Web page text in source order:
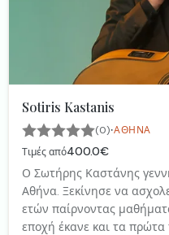
Sotiris Kastanis
(0)·ΑΘΉΝΑ
Τιμές από400.0€
Ο Σωτήρης Καστάνης
Αθήνα. Ξεκίνησε να
ετών παίρνοντας
εποχή έκανε και τα